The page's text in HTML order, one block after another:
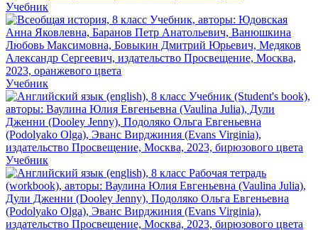
Учебник
Учебник
Учебник